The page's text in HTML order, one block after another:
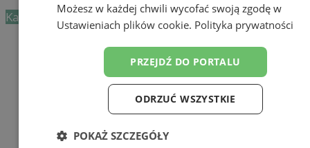
Kategoria nie zawiera żadnych prezentacji firm.
Pozostałe firmy w kategorii
Tworzenie stron www - Orzesze
Możesz w każdej chwili wycofać swoją zgodę w
Ustawieniach plików cookie. Polityka prywatności
PRZEJDŹ DO PORTALU
ODRZUĆ WSZYSTKIE
POKAŻ SZCZEGÓŁY